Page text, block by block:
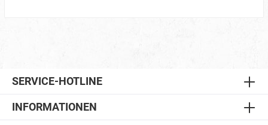
SERVICE-HOTLINE
INFORMATIONEN